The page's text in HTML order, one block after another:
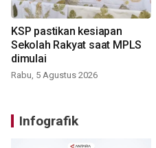
KSP pastikan kesiapan
Sekolah Rakyat saat MPLS
dimulai
Rabu, 5 Agustus 2026
Infografik